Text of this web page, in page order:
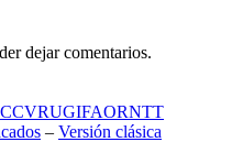
dejar comentarios.
CCVRUGIFAORNTT
– Versión clásica